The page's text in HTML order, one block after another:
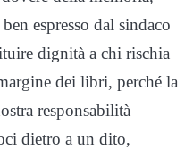
espresso dal sindaco
dignità a chi rischia
dei libri, perché la
responsabilità
dietro a un dito,